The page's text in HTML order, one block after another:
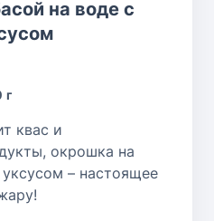
на воде с
г
квас и
окрошка на
– настоящее